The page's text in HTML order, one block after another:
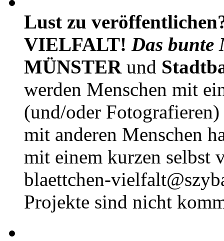
Lust zu
VIELFALT! Das bunte
MÜNSTERund
werden Menschen mit
(und/oder
mit anderen Menschen
mit einem kurzen selbst
blaettchen-
Projekte sind nicht